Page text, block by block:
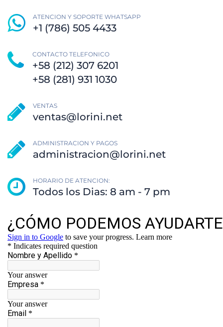
ATENCION Y SOPORTE WHATSAPP
+1 (786) 505 4433
CONTACTO TELEFONICO
+58 (212) 307 6201
+58 (281) 931 1030
VENTAS
ventas@lorini.net
ADMINISTRACION Y PAGOS
administracion@lorini.net
HORARIO DE ATENCION:
Todos los Dias: 8 am - 7 pm